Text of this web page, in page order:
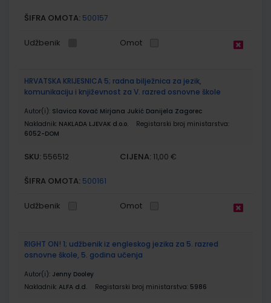
ŠIFRA OMOTA: 500157
Udžbenik Omot
HRVATSKA KRIJESNICA 5; radna bilježnica za jezik,
komunikaciju i književnost za V. razred osnovne škole
Autor(i): Slavica Kovač Mirjana Jukić Danijela Zagorec
Nakladnik: NAKLADA LJEVAK d.o.o.
Registarski broj ministarstva:
6052-DOM
SKU: 556512 CIJENA: 11,00 €
ŠIFRA OMOTA: 500161
Udžbenik Omot
RIGHT ON! 1; udžbenik iz engleskog jezika za 5. razred
osnovne škole, 5. godina učenja
Autor(i): Jenny Dooley
Nakladnik: ALFA d.d. Registarski broj ministarstva: 5986